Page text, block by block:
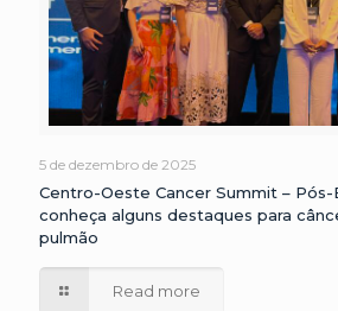
5 de dezembro de 2025
Centro-Oeste Cancer Summit – Pós-
conheça alguns destaques para
pulmão
Read more